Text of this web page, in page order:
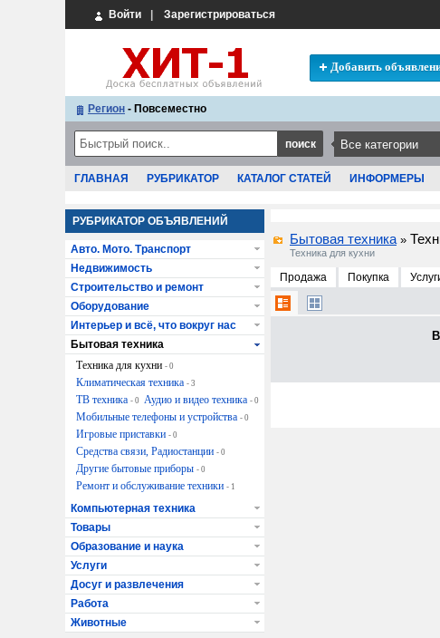
Войти Зарегистрироваться
Добавить
Регион - Повсеместно
ГЛАВНАЯ РУБРИКАТОР КАТАЛОГ СТАТЕЙ ИНФОРМЕРЫ
Бытовая техника »
Техника для кухни
Продажа Покупка
РУБРИКАТОР ОБЪЯВЛЕНИЙ
Авто. Мото. Транспорт
Недвижимость
Строительство и ремонт
Оборудование
Интерьер и всё, что вокруг нас
Бытовая техника
Техника для кухни - 0
Климатическая техника - 3
ТВ техника - 0 Аудио и видео техника - 0
Мобильные телефоны и устройства - 0
Игровые приставки - 0
Средства связи, Радиостанции - 0
Другие бытовые приборы - 0
Ремонт и обслуживание техники - 1
Компьютерная техника
Товары
Образование и наука
Услуги
Досуг и развлечения
Работа
Животные